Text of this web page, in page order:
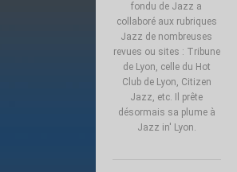
fondu de Jazz a
collaboré aux rubriques
Jazz de nombreuses
revues ou sites : Tribune
de Lyon, celle du Hot
Club de Lyon, Citizen
Jazz, etc. Il prête
désormais sa plume à
Jazz in' Lyon.